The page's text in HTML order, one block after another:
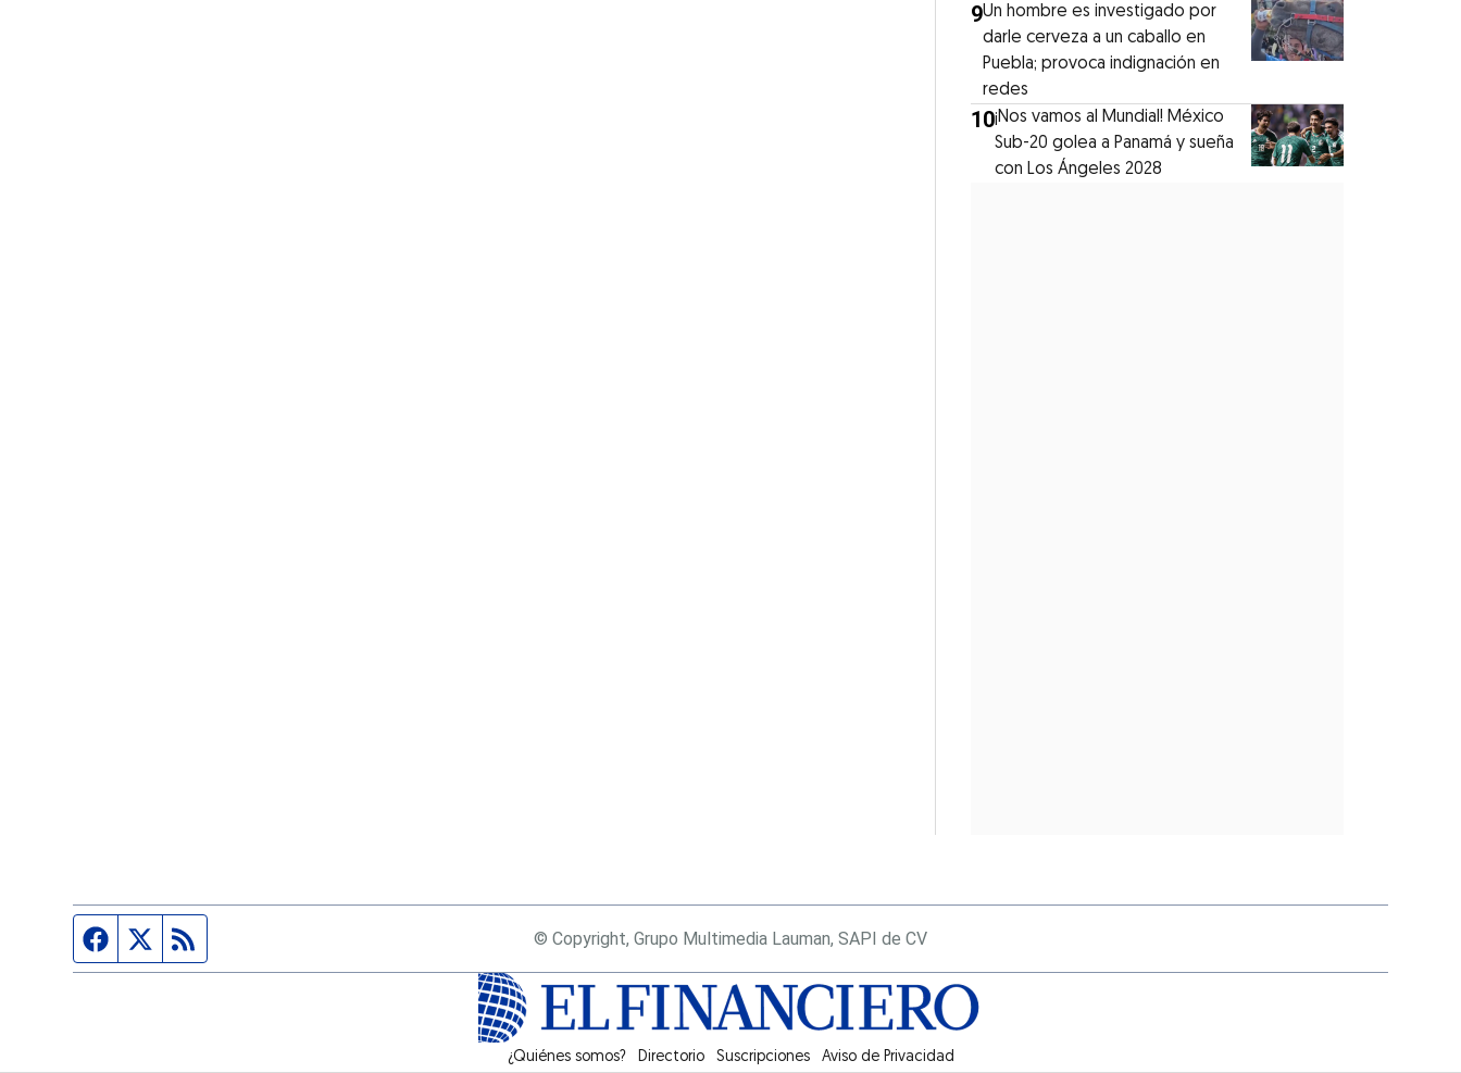
9Un hombre es investigado por
darle cerveza a un caballo en
Puebla; provoca indignación en
redes
10¡Nos vamos al Mundial! México
Sub-20 golea a Panamá y sueña
con Los Ángeles 2028
Página de Facebook
Fuente Twitter © Copyright, Grupo Multimedia Lauman, SAPI de CV
¿Quiénes somos? Directorio SuscripcionesOpens in new window
Aviso de Privacidad